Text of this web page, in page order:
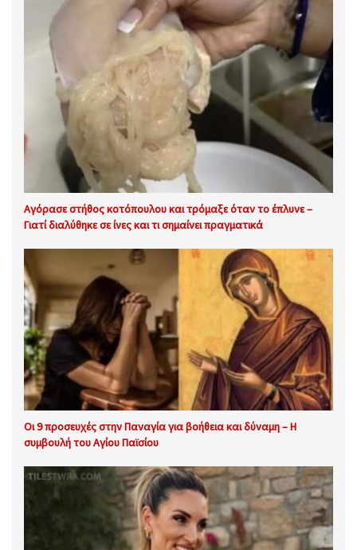
Αγόρασε στήθος κοτόπουλου και τρόμαξε όταν το έπλυνε –
Γιατί διαλύθηκε σε ίνες και τι σημαίνει πραγματικά
Οι 9 προσευχές στην Παναγία για βοήθεια και δύναμη – Η
συμβουλή του Αγίου Παϊσίου